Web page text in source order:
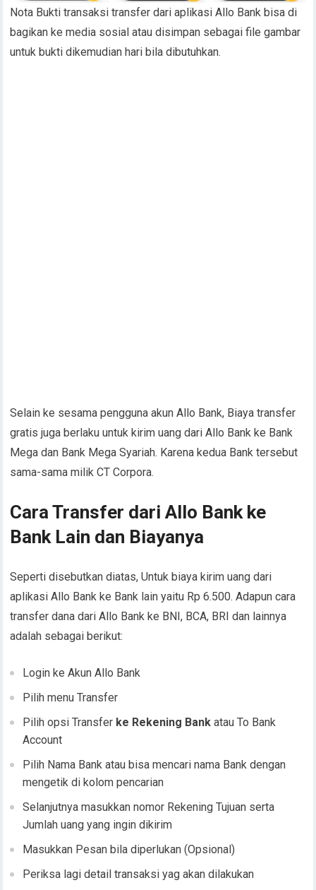
Nota Bukti transaksi transfer dari aplikasi Allo Bank bisa di
bagikan ke media sosial atau disimpan sebagai file gambar
untuk bukti dikemudian hari bila dibutuhkan.
Selain ke sesama pengguna akun Allo Bank, Biaya transfer
gratis juga berlaku untuk kirim uang dari Allo Bank ke Bank
Mega dan Bank Mega Syariah. Karena kedua Bank tersebut
sama-sama milik CT Corpora.
Cara Transfer dari Allo Bank ke
Bank Lain dan Biayanya
Seperti disebutkan diatas, Untuk biaya kirim uang dari
aplikasi Allo Bank ke Bank lain yaitu Rp 6.500. Adapun cara
transfer dana dari Allo Bank ke BNI, BCA, BRI dan lainnya
adalah sebagai berikut:
Login ke Akun Allo Bank
Pilih menu Transfer
Pilih opsi Transfer ke Rekening Bank atau To Bank
Account
Pilih Nama Bank atau bisa mencari nama Bank dengan
mengetik di kolom pencarian
Selanjutnya masukkan nomor Rekening Tujuan serta
Jumlah uang yang ingin dikirim
Masukkan Pesan bila diperlukan (Opsional)
Periksa lagi detail transaksi yag akan dilakukan